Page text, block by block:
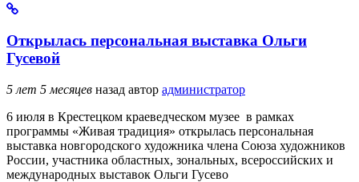
Открылась персональная выставка Ольги
Гусевой
5 лет 5 месяцев назад автор администратор
6 июля в Крестецком краеведческом музее в рамках
программы «Живая традиция» открылась персональная
выставка новгородского художника члена Союза художников
России, участника областных, зональных, всероссийских и
международных выставок Ольги Гусево